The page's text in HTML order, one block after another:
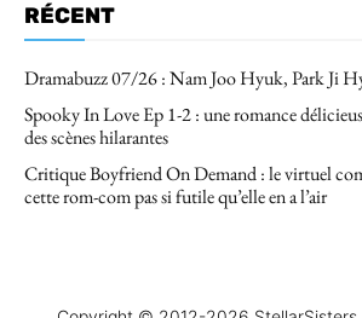
RÉCENT
Dramabuzz 07/26 : Nam Joo Hyuk, Park Ji
Spooky In Love Ep 1-2 : une romance
des scènes hilarantes
Critique Boyfriend On Demand : le virtuel
cette rom-com pas si futile qu’elle en a l’air